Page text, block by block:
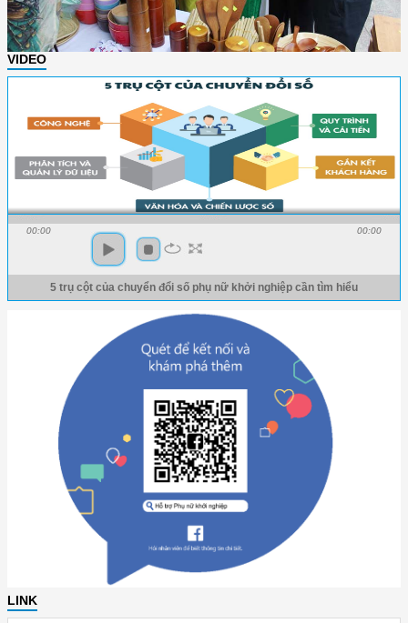
VIDEO
00:00 00:00
5 trụ cột của chuyển đổi số phụ nữ khởi nghiệp cần tìm hiểu
LINK